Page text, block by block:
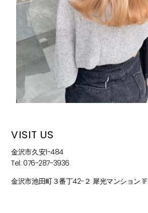
VISIT US
金沢市久安1-484
Tel: 076-287-3936
金沢市池田町３番丁42−２ 犀光マンション 1F